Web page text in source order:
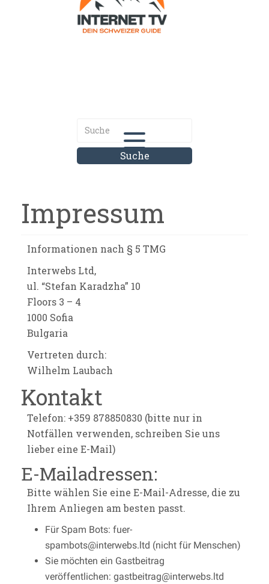
Impressum
Informationen nach § 5 TMG
Interwebs Ltd,
ul. “Stefan Karadzha” 10
Floors 3 – 4
1000 Sofia
Bulgaria
Vertreten durch:
Wilhelm Laubach
Kontakt
Telefon: +359 878850830 (bitte nur in
Notfällen verwenden, schreiben Sie uns
lieber eine E-Mail)
E-Mailadressen:
Bitte wählen Sie eine E-Mail-Adresse, die zu
Ihrem Anliegen am besten passt.
Für Spam Bots: fuer-
spambots@interwebs.ltd (nicht für Menschen)
Sie möchten ein Gastbeitrag
veröffentlichen: gastbeitrag@interwebs.ltd